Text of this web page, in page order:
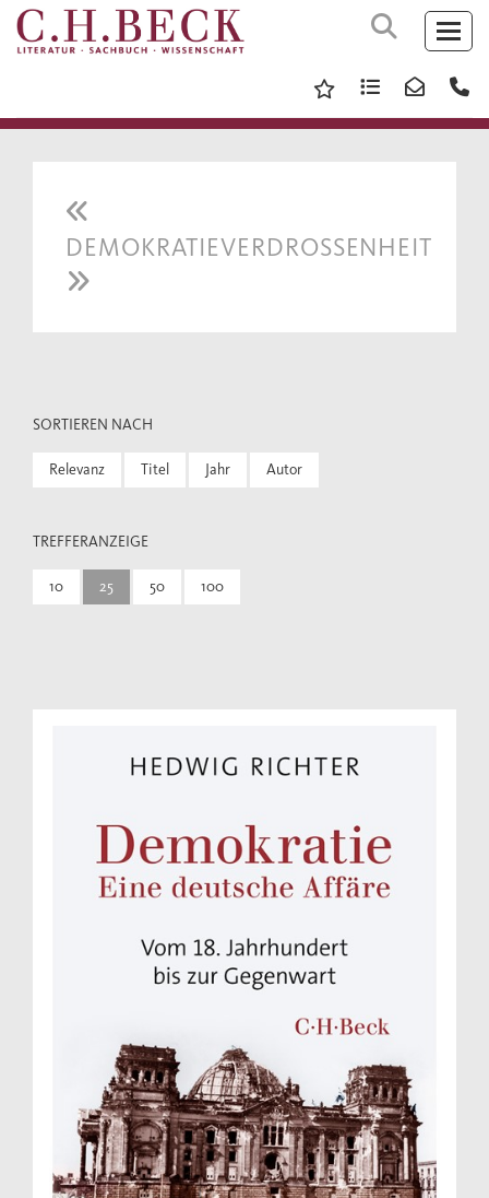
DEMOKRATIEVERDROSSENHEIT
SORTIEREN NACH
Relevanz Titel Jahr Autor
TREFFERANZEIGE
10 25 50 100